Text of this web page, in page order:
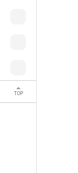
TOP